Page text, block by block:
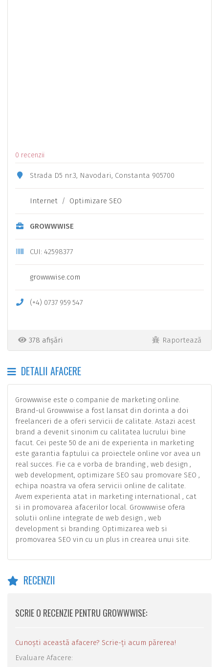
0 recenzii
Strada D5 nr.3, Navodari, Constanta 905700
Internet/ Optimizare SEO
GROWWWISE
CUI: 42598377
growwwise.com
(+4) 0737 959 547
378 afișări Raportează
DETALII AFACERE
Growwwise este o companie de marketing online.
Brand-ul Growwwise a fost lansat din dorinta a doi
freelanceri de a oferi servicii de calitate. Astazi acest
brand a devenit sinonim cu calitatea lucrului bine
facut. Cei peste 50 de ani de experienta in marketing
este garantia faptului ca proiectele online vor avea un
real succes. Fie ca e vorba de branding , web design ,
web development, optimizare SEO sau promovare SEO ,
echipa noastra va ofera servicii online de calitate.
Avem experienta atat in marketing international , cat
si in promovarea afacerilor local. Growwwise ofera
solutii online integrate de web design , web
development si branding. Optimizarea web si
promovarea SEO vin cu un plus in crearea unui site.
RECENZII
SCRIE O RECENZIE PENTRU GROWWWISE:
Cunoști această afacere? Scrie-ți acum părerea!
Evaluare Afacere: